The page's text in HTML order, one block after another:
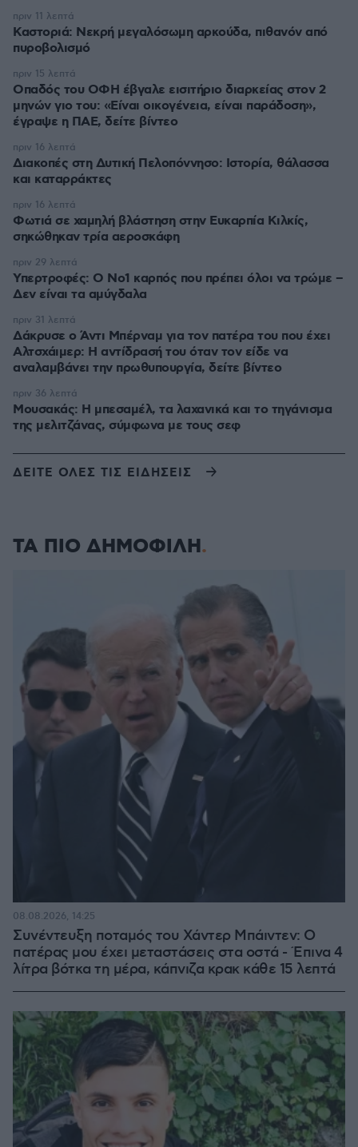
Καστοριά: Νεκρή μεγαλόσωμη αρκούδα, πιθανόν από
πυροβολισμό
πριν 11 λεπτά
Οπαδός του ΟΦΗ έβγαλε εισιτήριο διαρκείας στον 2
μηνών γιο του: «Είναι οικογένεια, είναι παράδοση»,
έγραψε η ΠΑΕ, δείτε βίντεο
πριν 15 λεπτά
Διακοπές στη Δυτική Πελοπόννησο: Ιστορία, θάλασσα
και καταρράκτες
πριν 16 λεπτά
Φωτιά σε χαμηλή βλάστηση στην Ευκαρπία Κιλκίς,
σηκώθηκαν τρία αεροσκάφη
πριν 16 λεπτά
Υπερτροφές: Ο Νο1 καρπός που πρέπει όλοι να τρώμε –
Δεν είναι τα αμύγδαλα
πριν 29 λεπτά
Δάκρυσε ο Άντι Μπέρναμ για τον πατέρα του που έχει
Αλτσχάιμερ: Η αντίδρασή του όταν τον είδε να
αναλαμβάνει την πρωθυπουργία, δείτε βίντεο
πριν 31 λεπτά
Μουσακάς: Η μπεσαμέλ, τα λαχανικά και το τηγάνισμα
της μελιτζάνας, σύμφωνα με τους σεφ
πριν 36 λεπτά
ΔΕΙΤΕ ΟΛΕΣ ΤΙΣ ΕΙΔΗΣΕΙΣ
ΤΑ ΠΙΟ ΔΗΜΟΦΙΛΗ
Συνέντευξη ποταμός του Χάντερ Μπάιντεν: Ο
πατέρας μου έχει μεταστάσεις στα οστά - Έπινα 4
λίτρα βότκα τη μέρα, κάπνιζα κρακ κάθε 15 λεπτά
08.08.2026, 14:25